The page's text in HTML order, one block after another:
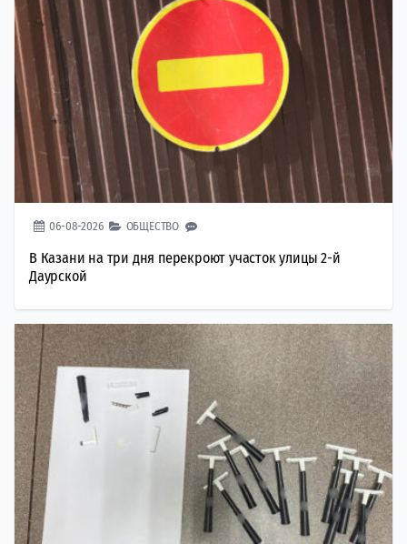
06-08-2026 ОБЩЕСТВО
В Казани на три дня перекроют участок улицы 2-й
Даурской